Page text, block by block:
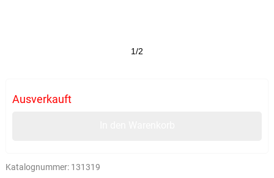
1/2
Ausverkauft
Katalognummer: 131319